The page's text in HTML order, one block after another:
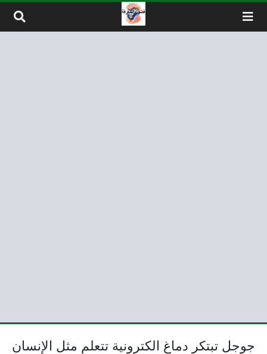
جوجل تبتكر دماغ الكترونية تتعلم مثل الإنسان